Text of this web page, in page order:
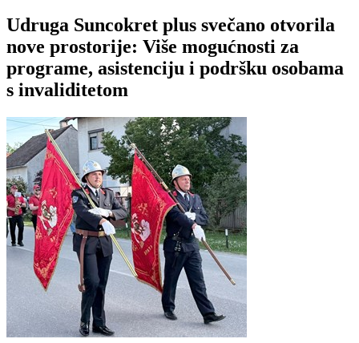
Udruga Suncokret plus svečano otvorila
nove prostorije: Više mogućnosti za
programe, asistenciju i podršku osobama
s invaliditetom